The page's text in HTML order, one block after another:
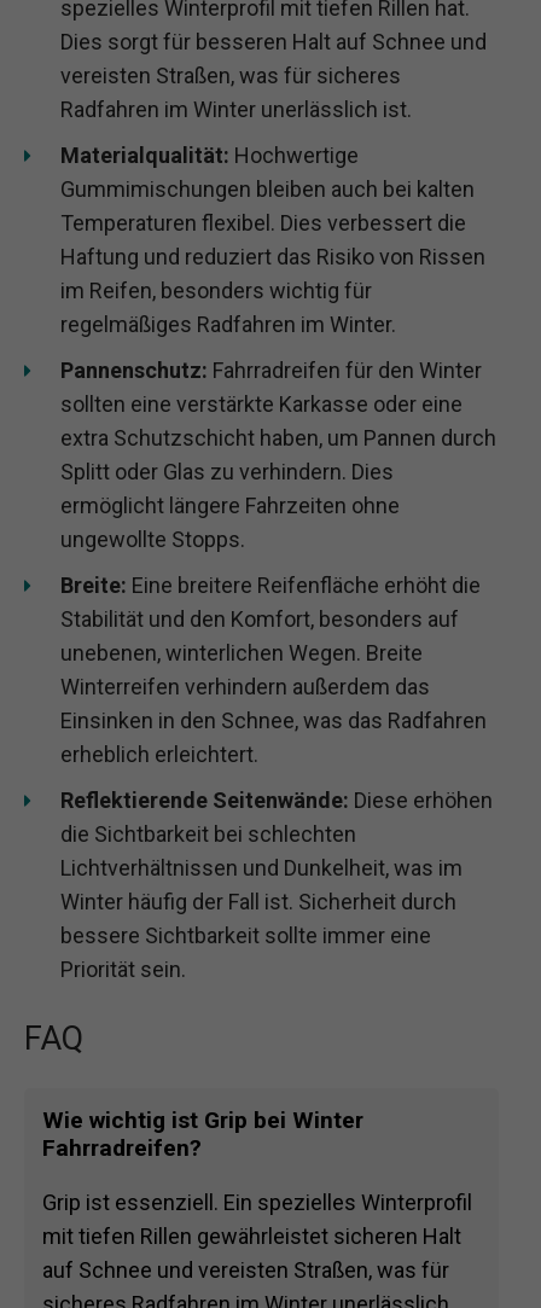
spezielles Winterprofil mit tiefen Rillen hat.
Dies sorgt für besseren Halt auf Schnee und
vereisten Straßen, was für sicheres
Radfahren im Winter unerlässlich ist.
Materialqualität: Hochwertige
Gummimischungen bleiben auch bei kalten
Temperaturen flexibel. Dies verbessert die
Haftung und reduziert das Risiko von Rissen
im Reifen, besonders wichtig für
regelmäßiges Radfahren im Winter.
Pannenschutz: Fahrradreifen für den Winter
sollten eine verstärkte Karkasse oder eine
extra Schutzschicht haben, um Pannen durch
Splitt oder Glas zu verhindern. Dies
ermöglicht längere Fahrzeiten ohne
ungewollte Stopps.
Breite: Eine breitere Reifenfläche erhöht die
Stabilität und den Komfort, besonders auf
unebenen, winterlichen Wegen. Breite
Winterreifen verhindern außerdem das
Einsinken in den Schnee, was das Radfahren
erheblich erleichtert.
Reflektierende Seitenwände: Diese erhöhen
die Sichtbarkeit bei schlechten
Lichtverhältnissen und Dunkelheit, was im
Winter häufig der Fall ist. Sicherheit durch
bessere Sichtbarkeit sollte immer eine
Priorität sein.
FAQ
Wie wichtig ist Grip bei Winter
Fahrradreifen?
Grip ist essenziell. Ein spezielles Winterprofil
mit tiefen Rillen gewährleistet sicheren Halt
auf Schnee und vereisten Straßen, was für